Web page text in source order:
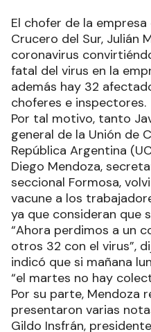
El chofer de la
Crucero del Sur, Julián
coronavirus
fatal del virus en la
además hay 32
choferes e inspectores.
Por tal motivo, tanto
general de la Unión de
República Argentina
Diego Mendoza,
seccional Formosa,
vacune a los
ya que consideran que
“Ahora perdimos a un
otros 32 con el virus”,
indicó que si mañana
“el martes no hay
Por su parte, Mendoza
presentaron varias
Gildo Insfrán,